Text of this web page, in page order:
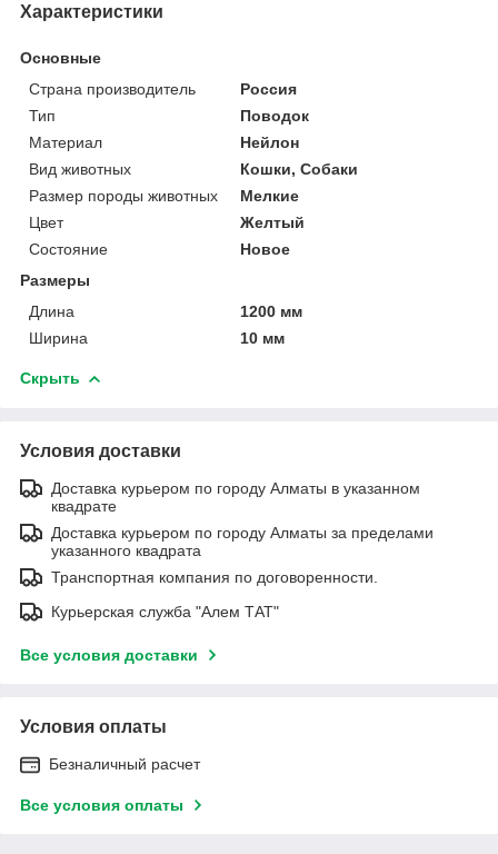
Характеристики
Основные
Страна производитель
Россия
Тип
Поводок
Материал
Нейлон
Вид животных
Кошки, Собаки
Размер породы животных
Мелкие
Цвет
Желтый
Состояние
Новое
Размеры
Длина
1200 мм
Ширина
10 мм
Скрыть
Условия доставки
Доставка курьером по городу Алматы в указанном
квадрате
Доставка курьером по городу Алматы за пределами
указанного квадрата
Транспортная компания по договоренности.
Курьерская служба "Алем ТАТ"
Все условия доставки
Условия оплаты
Безналичный расчет
Все условия оплаты